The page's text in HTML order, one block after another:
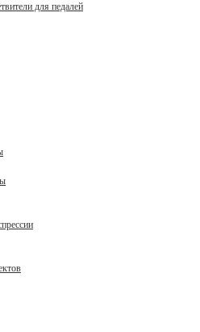
для педалей